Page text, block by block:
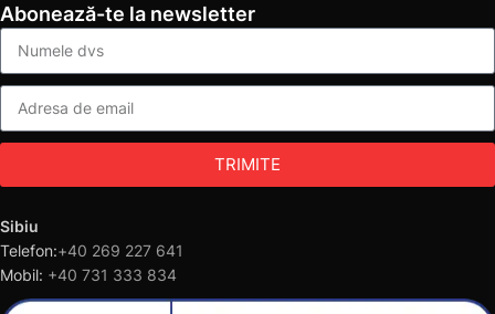
Abonează-te la newsletter
TRIMITE
Sibiu
Telefon:+40 269 227 641
Mobil: +40 731 333 834